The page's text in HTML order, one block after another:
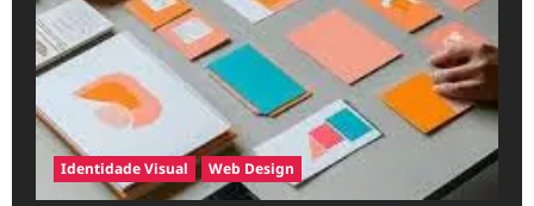
Identidade Visual Web Design